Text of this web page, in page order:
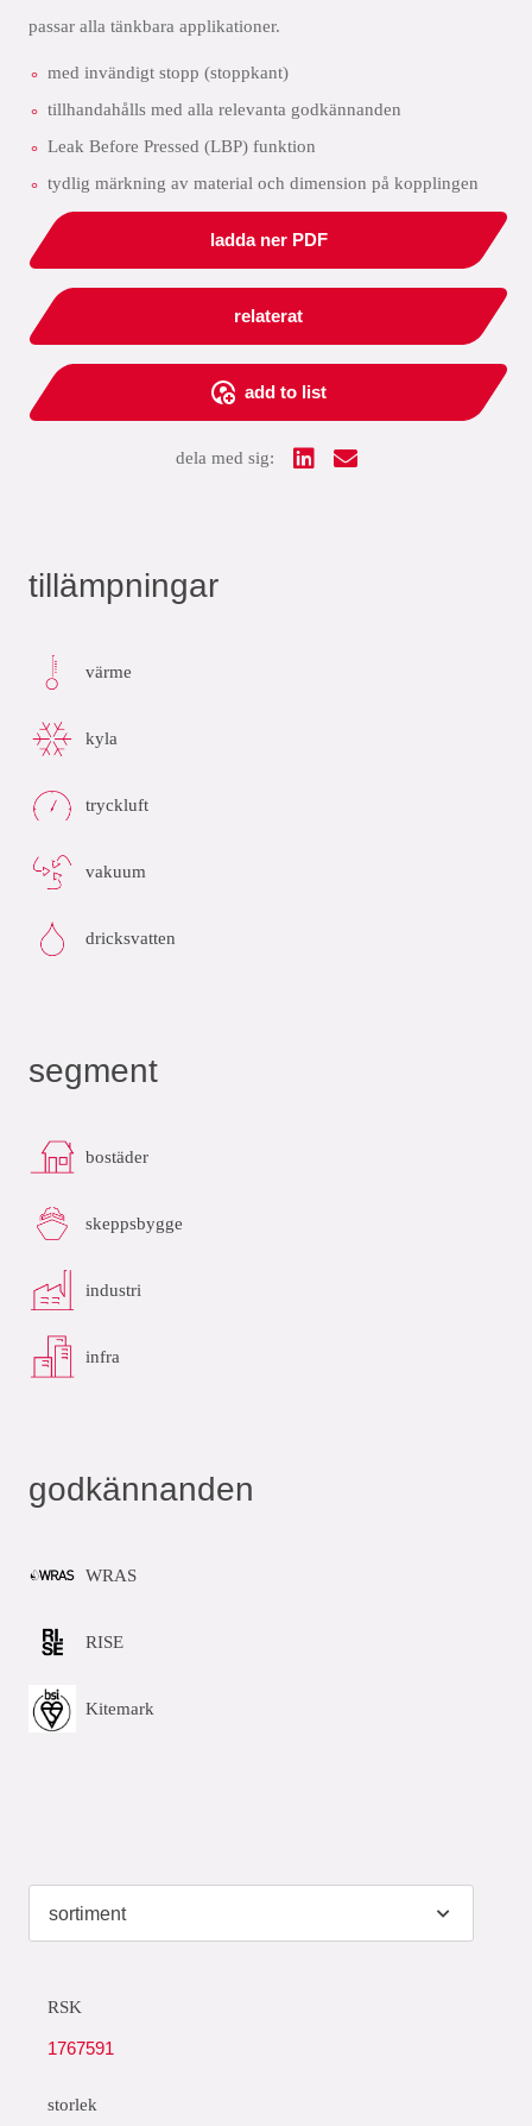
passar alla tänkbara applikationer.
med invändigt stopp (stoppkant)
tillhandahålls med alla relevanta godkännanden
Leak Before Pressed (LBP) funktion
tydlig märkning av material och dimension på kopplingen
ladda ner PDF
relaterat
add to list
dela med sig:
tillämpningar
värme
kyla
tryckluft
vakuum
dricksvatten
segment
bostäder
skeppsbygge
industri
infra
godkännanden
WRAS
RISE
Kitemark
RSK
1767591
storlek